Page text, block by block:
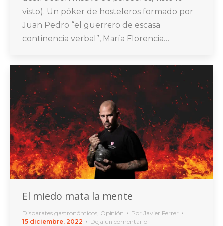
visto). Un póker de hosteleros formado por
Juan Pedro “el guerrero de escasa
continencia verbal”, María Florencia…
El miedo mata la mente
Disparates gastronómicos, Opinión Por Javier Ferrer
15 diciembre, 2022
Deja un comentario